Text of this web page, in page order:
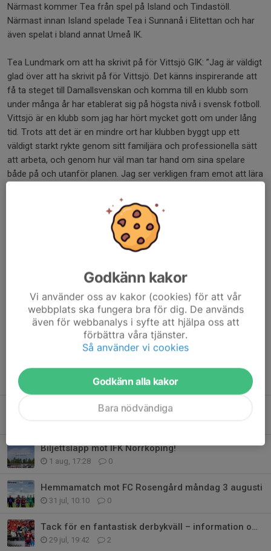
Närmast kommer Tea från spel på Island och Tindastöll.
Närmast innan Island spelade Tea i Sunnanå i Elitettan och har
även spelat i bland annat Umeå IK.
Tea Lundmark om att ha skrivit på för Vittsjö GIK: ”Jag är väldigt
glad över att ha skrivit på för Vittsjö. Det känns inspirerande att
få ta steget till Damallsvenskan och komma till en klubb som
under många år har etablerat sig på högsta nivå i svensk fotboll.
Vittsjö är en klubb som jag har hört mycket gott om under lång
tid. Trots att det är en mindre ort har klubben byggt upp ett
väldigt starkt rykte genom sitt familjära och professionella sätt
att arbeta, och genom hur väl man tar hand om sina spelare
både på och utanför planen. Jag ser verkligen fram emot att lära
och jag är väldigt taggad på att bidra på bästa sätt!”
Varmt välkommen till Vittsjö GIK Tea!
Kommentarer
Tidigare nyheter
Kvällens matchprogram
Biljettsläpp mot IFK Norrköping!
1 aug, 17:28 0
Hemmamatch mot FC Rosengård måndag 3 augusti
31 jul, 10:10 0
Tack för en fantastisk derbykväll – information om våra biljetter framåt
29 jul, 19:42 2
Godkänn kakor
Vi använder oss av kakor (cookies) för att vår
webbplats ska fungera bra för dig. De används
även för webbanalys i syfte att hjälpa oss att
förbättra våra tjänster.
Så använder vi cookies
Godkänn alla kakor
Bara nödvändiga